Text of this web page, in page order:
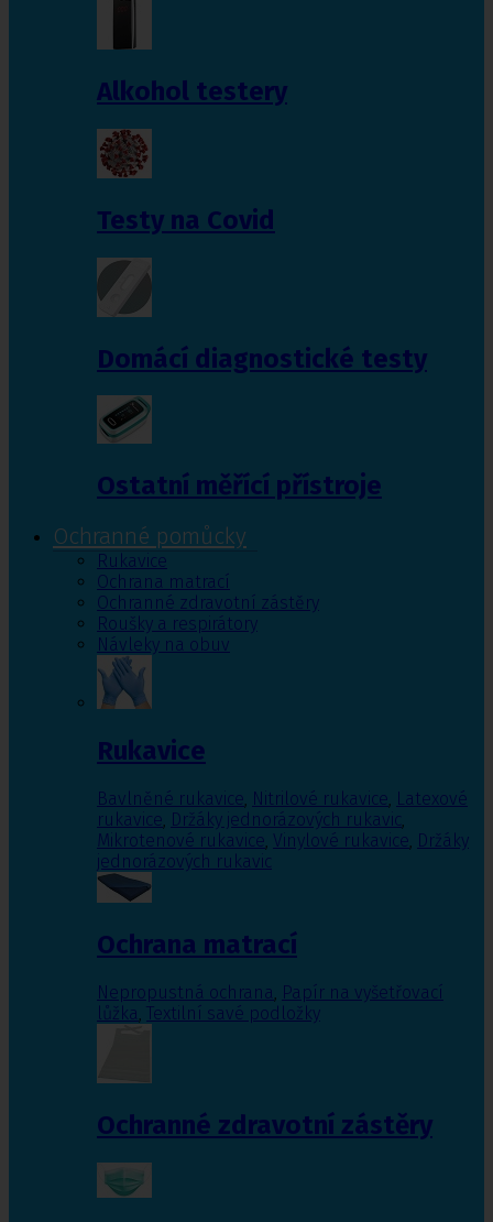
Alkohol testery
Testy na Covid
Domácí diagnostické testy
Ostatní měřící přístroje
Ochranné pomůcky
Rukavice
Ochrana matrací
Ochranné zdravotní zástěry
Roušky a respirátory
Návleky na obuv
Rukavice
Bavlněné rukavice, Nitrilové rukavice, Latexové
rukavice, Držáky jednorázových rukavic,
Mikrotenové rukavice, Vinylové rukavice, Držáky
jednorázových rukavic
Ochrana matrací
Nepropustná ochrana, Papír na vyšetřovací
lůžka, Textilní savé podložky
Ochranné zdravotní zástěry